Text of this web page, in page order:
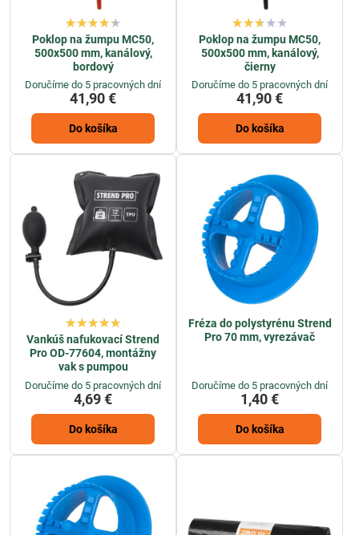
Poklop na žumpu MC50,
500x500 mm, kanálový,
bordový
Doručíme do 5 pracovných dní
41,90 €
Do košíka
Poklop na žumpu MC50,
500x500 mm, kanálový,
čierny
Doručíme do 5 pracovných dní
41,90 €
Do košíka
Vankúš nafukovací Strend
Pro OD-77604, montážny
vak s pumpou
Doručíme do 5 pracovných dní
4,69 €
Do košíka
Fréza do polystyrénu Strend
Pro 70 mm, vyrezávač
Doručíme do 5 pracovných dní
1,40 €
Do košíka